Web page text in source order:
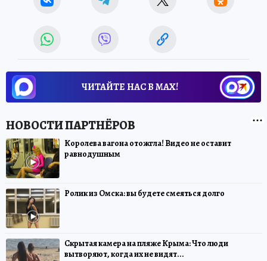
ЧИТАЙТЕ НАС В МАХ!
Королева вагона отожгла! Видео не оставит
равнодушным
Ролик из Омска: вы будете смеяться долго
Скрытая камера на пляже Крыма: Что люди
вытворяют, когда их не видят...